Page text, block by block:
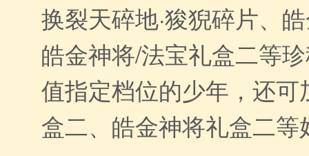
换裂天碎地·狻猊碎片、
皓金神将/法宝礼盒二等
值指定档位的少年，还
盒二、皓金神将礼盒二等